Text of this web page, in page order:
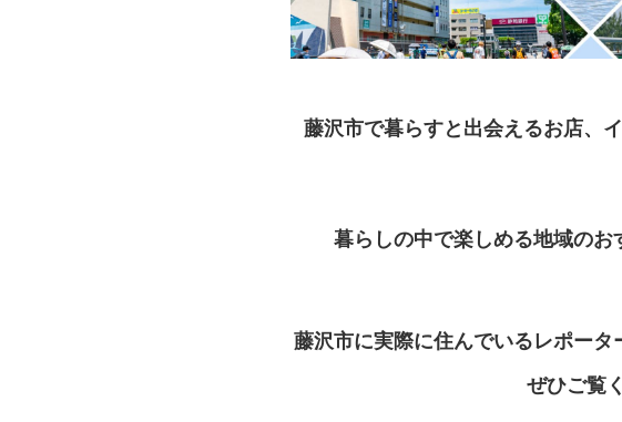
藤沢市で暮らすと出会えるお店、
暮らしの中で楽しめる地域のお
藤沢市に実際に住んでいるレポータ
ぜひご覧